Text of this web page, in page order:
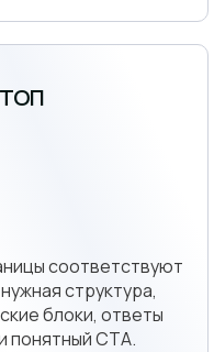
ТОП
соответствуют
структура,
блоки, ответы
понятный CTA.